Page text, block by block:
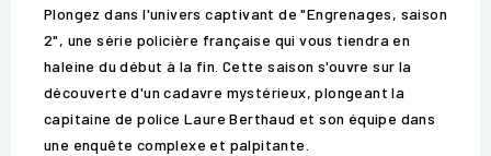
Plongez dans l'univers captivant de "Engrenages, saison
2", une série policière française qui vous tiendra en
haleine du début à la fin. Cette saison s'ouvre sur la
découverte d'un cadavre mystérieux, plongeant la
capitaine de police Laure Berthaud et son équipe dans
une enquête complexe et palpitante.